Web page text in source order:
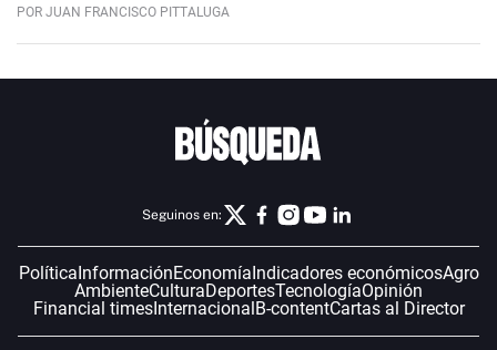
POR JUAN FRANCISCO PITTALUGA
Seguinos en:
PolíticaInformaciónEconomíaIndicadores económicosAgro
AmbienteCulturaDeportesTecnologíaOpinión
Financial timesInternacionalB-contentCartas al Director